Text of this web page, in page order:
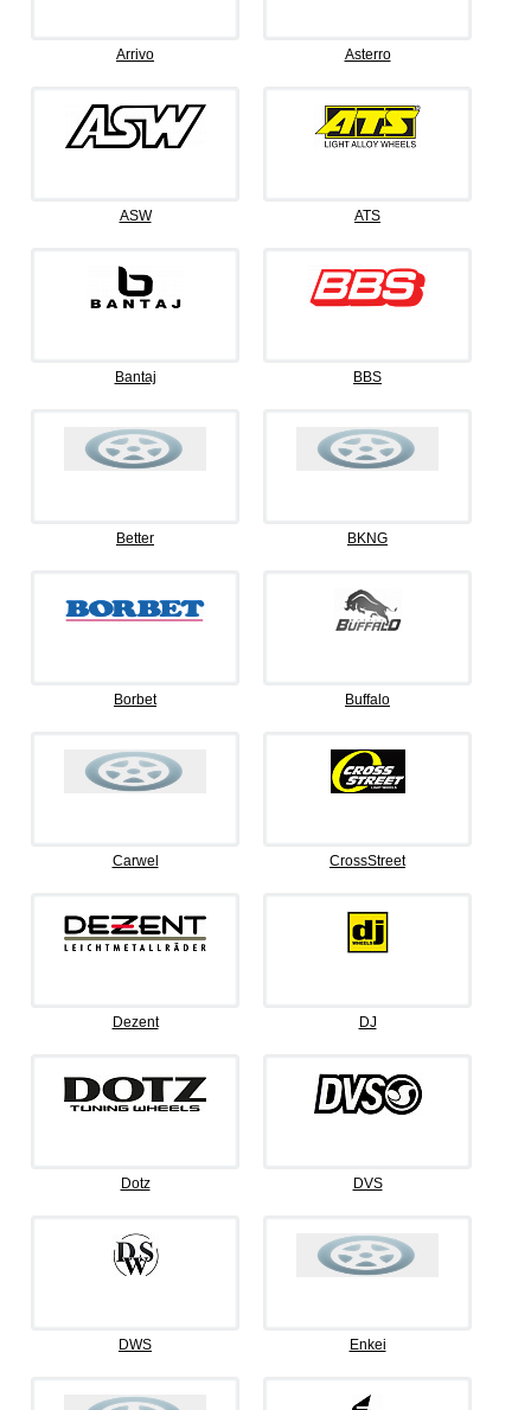
Arrivo Asterro
ASW ATS
Bantaj BBS
Better BKNG
Borbet Buffalo
Carwel CrossStreet
Dezent DJ
Dotz DVS
DWS Enkei